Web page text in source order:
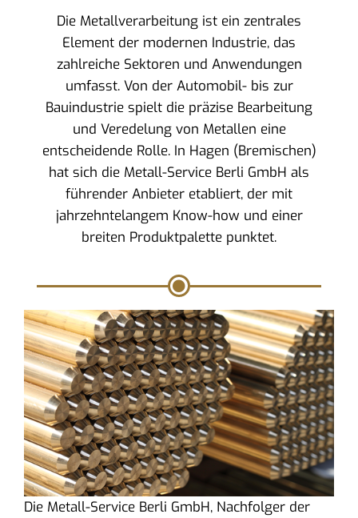
Die Metallverarbeitung ist ein zentrales
Element der modernen Industrie, das
zahlreiche Sektoren und Anwendungen
umfasst. Von der Automobil- bis zur
Bauindustrie spielt die präzise Bearbeitung
und Veredelung von Metallen eine
entscheidende Rolle. In Hagen (Bremischen)
hat sich die Metall-Service Berli GmbH als
führender Anbieter etabliert, der mit
jahrzehntelangem Know-how und einer
breiten Produktpalette punktet.
Die Metall-Service Berli GmbH, Nachfolger der